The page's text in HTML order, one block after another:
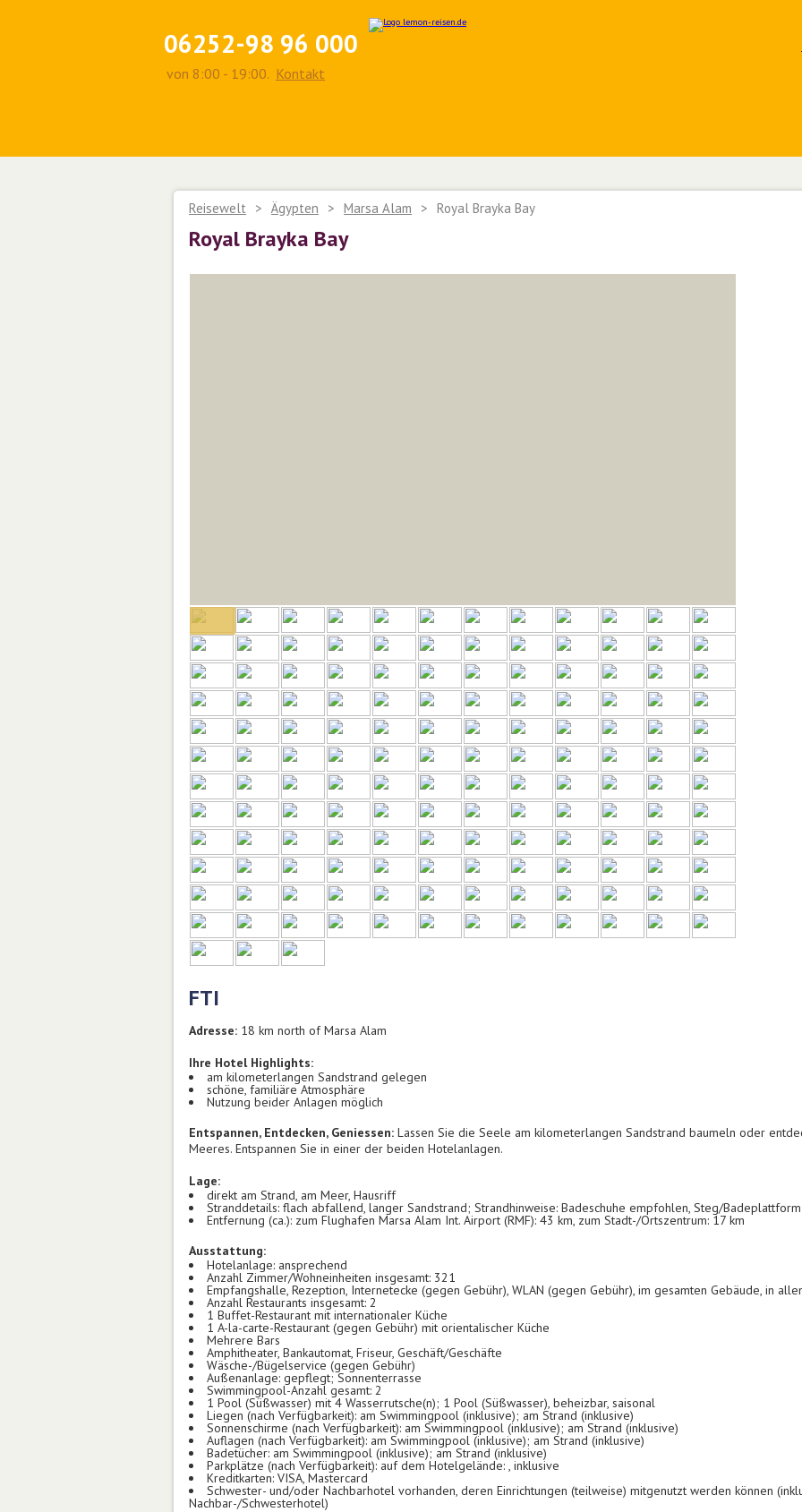
06252-98 96 000
von 8:00 - 19:00. Kontakt
Reisewelt > Ägypten > Marsa Alam > Royal Brayka Bay
Royal Brayka Bay
FTI
Adresse: 18 km north of Marsa Alam
Ihre Hotel Highlights:
am kilometerlangen Sandstrand gelegen
schöne, familiäre Atmosphäre
Nutzung beider Anlagen möglich
Entspannen, Entdecken, Geniessen: Lassen Sie die Seele am kilometerlangen Sandstrand baumeln oder
Meeres. Entspannen Sie in einer der beiden Hotelanlagen.
Lage:
direkt am Strand, am Meer, Hausriff
Stranddetails: flach abfallend, langer Sandstrand; Strandhinweise: Badeschuhe empfohlen, Steg/Badeplattform
Entfernung (ca.): zum Flughafen Marsa Alam Int. Airport (RMF): 43 km, zum Stadt-/Ortszentrum: 17 km
Ausstattung:
Hotelanlage: ansprechend
Anzahl Zimmer/Wohneinheiten insgesamt: 321
Empfangshalle, Rezeption, Internetecke (gegen Gebühr), WLAN (gegen Gebühr), im gesamten Gebäude, in
Anzahl Restaurants insgesamt: 2
1 Buffet-Restaurant mit internationaler Küche
1 A-la-carte-Restaurant (gegen Gebühr) mit orientalischer Küche
Mehrere Bars
Amphitheater, Bankautomat, Friseur, Geschäft/Geschäfte
Wäsche-/Bügelservice (gegen Gebühr)
Außenanlage: gepflegt; Sonnenterrasse
Swimmingpool-Anzahl gesamt: 2
1 Pool (Süßwasser) mit 4 Wasserrutsche(n); 1 Pool (Süßwasser), beheizbar, saisonal
Liegen (nach Verfügbarkeit): am Swimmingpool (inklusive); am Strand (inklusive)
Sonnenschirme (nach Verfügbarkeit): am Swimmingpool (inklusive); am Strand (inklusive)
Auflagen (nach Verfügbarkeit): am Swimmingpool (inklusive); am Strand (inklusive)
Badetücher: am Swimmingpool (inklusive); am Strand (inklusive)
Parkplätze (nach Verfügbarkeit): auf dem Hotelgelände: , inklusive
Kreditkarten: VISA, Mastercard
Schwester- und/oder Nachbarhotel vorhanden, deren Einrichtungen (teilweise) mitgenutzt werden können
Nachbar-/Schwesterhotel)